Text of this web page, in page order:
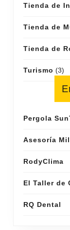
Tienda de
Tienda de
Tienda de
Turismo (3)
Pergola
Asesoría
RodyClima
El Taller de
RQ Dental